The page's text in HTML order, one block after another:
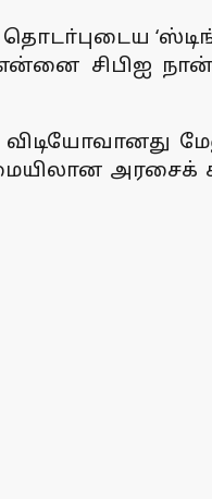
சிபிஐ
அரசைக்